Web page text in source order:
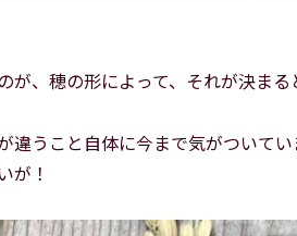
が、穂の形によって、それが決まる
違うこと自体に今まで気がついて
が！